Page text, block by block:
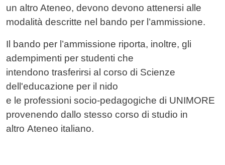
un altro Ateneo, devono devono attenersi alle
modalità descritte nel bando per l’ammissione.
Il bando per l’ammissione riporta, inoltre, gli
adempimenti per studenti che
intendono trasferirsi al corso di Scienze
dell'educazione per il nido
e le professioni socio-pedagogiche di UNIMORE
provenendo dallo stesso corso di studio in
altro Ateneo italiano.